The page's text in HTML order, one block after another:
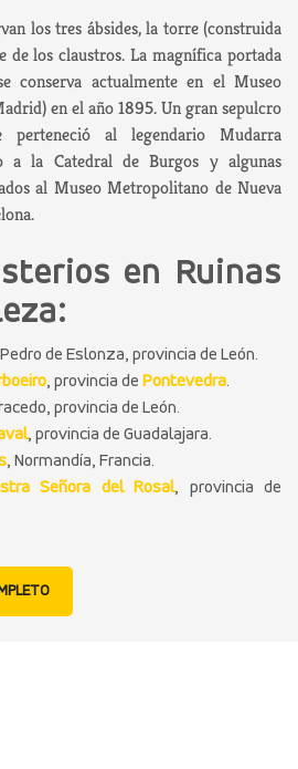
los tres ábsides, la torre (construida
de los claustros. La magnífica portada
conserva actualmente en el Museo
en el año 1895. Un gran sepulcro
al legendario Mudarra
a la Catedral de Burgos y algunas
al Museo Metropolitano de Nueva
en Ruinas
de Eslonza, provincia de León.
, provincia de Pontevedra.
provincia de León.
, provincia de Guadalajara.
, Normandía, Francia.
Señora del Rosal, provincia de